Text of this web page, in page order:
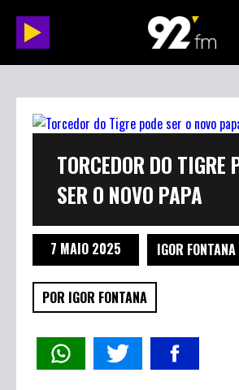
TORCEDOR DO TIGRE
SER O NOVO PAPA
7 MAIO 2025 IGOR FONTANA
POR IGOR FONTANA